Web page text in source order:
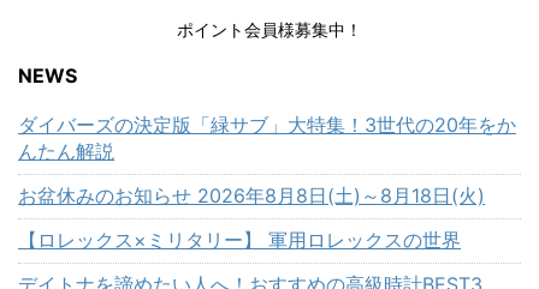
ポイント会員様募集中！
NEWS
ダイバーズの決定版「緑サブ」大特集！3世代の20年をか
んたん解説
お盆休みのお知らせ 2026年8月8日(土)～8月18日(火)
【ロレックス×ミリタリー】 軍用ロレックスの世界
デイトナを諦めたい人へ！おすすめの高級時計BEST3